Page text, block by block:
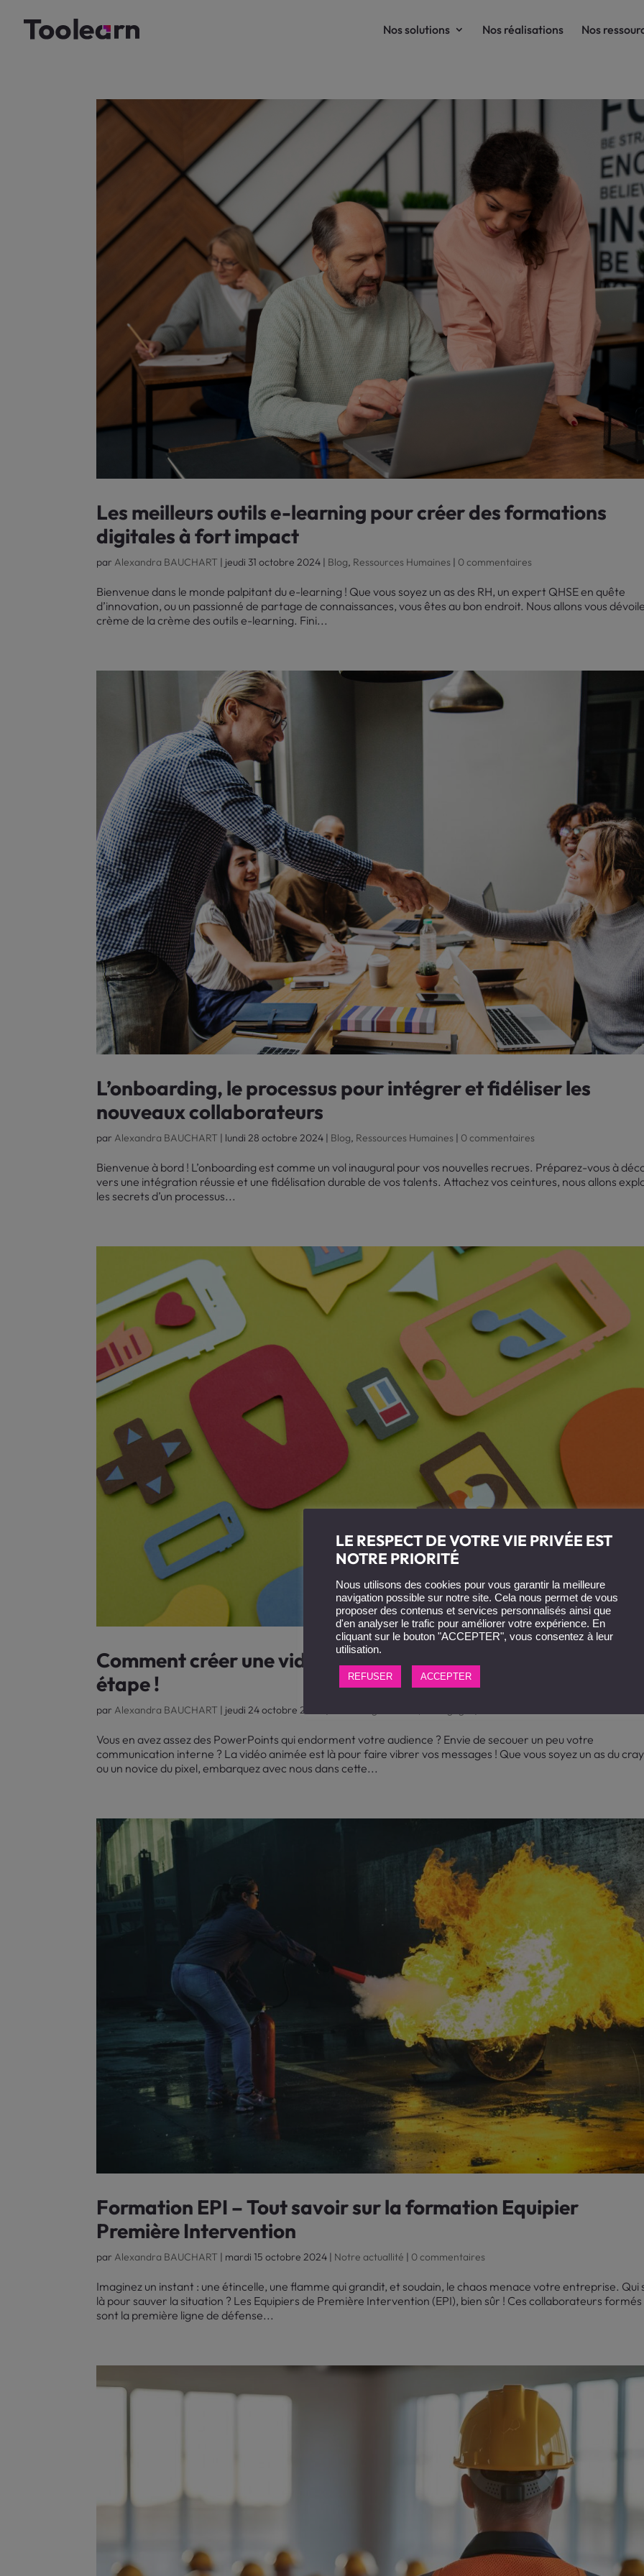
Nos solutions Nos réalisations Nos
Les meilleurs outils e-learning pour créer des formations
digitales à fort impact
par Alexandra BAUCHART | jeudi 31 octobre 2024 | Blog, Ressources Humaines | 0 commentaires
Bienvenue dans le monde palpitant du e-learning ! Que vous soyez un as des RH, un expert QHSE en quête
d’innovation, ou un passionné de partage de connaissances, vous êtes au bon endroit. Nous allons vous
crème de la crème des outils e-learning. Fini...
L’onboarding, le processus pour intégrer et fidéliser les
nouveaux collaborateurs
par Alexandra BAUCHART lundi 28 octobre 2024 Blog, Ressources Humaines 0 commentaires
Bienvenue à bord ! L’onboarding est comme un vol inaugural pour vos nouvelles recrues. Préparez-vous à
vers une intégration réussie et une fidélisation durable de vos talents. Attachez vos ceintures, nous allons
les secrets d’un processus...
Comment créer une vidéo animée professionnelle étape par
étape !
par Alexandra BAUCHART | jeudi 24 octobre 2024
Vous en avez assez des PowerPoints qui endorment votre audience ? Envie de secouer un peu votre
communication interne ? La vidéo animée est là pour faire vibrer vos messages ! Que vous soyez un as du
ou un novice du pixel, embarquez avec nous dans cette...
Formation EPI – Tout savoir sur la formation Equipier
Première Intervention
par Alexandra BAUCHART mardi 15 octobre 2024 Notre actuallité 0 commentaires
Imaginez un instant : une étincelle, une flamme qui grandit, et soudain, le chaos menace votre entreprise. Qui
là pour sauver la situation ? Les Equipiers de Première Intervention (EPI), bien sûr ! Ces collaborateurs formés
sont la première ligne de défense...
LE RESPECT DE VOTRE VIE PRIVÉE EST
NOTRE PRIORITÉ
Nous utilisons des cookies pour vous garantir la meilleure
navigation possible sur notre site. Cela nous permet de vous
proposer des contenus et services personnalisés ainsi que
d'en analyser le trafic pour améliorer votre expérience. En
cliquant sur le bouton "ACCEPTER", vous consentez à leur
utilisation.
REFUSER ACCEPTER